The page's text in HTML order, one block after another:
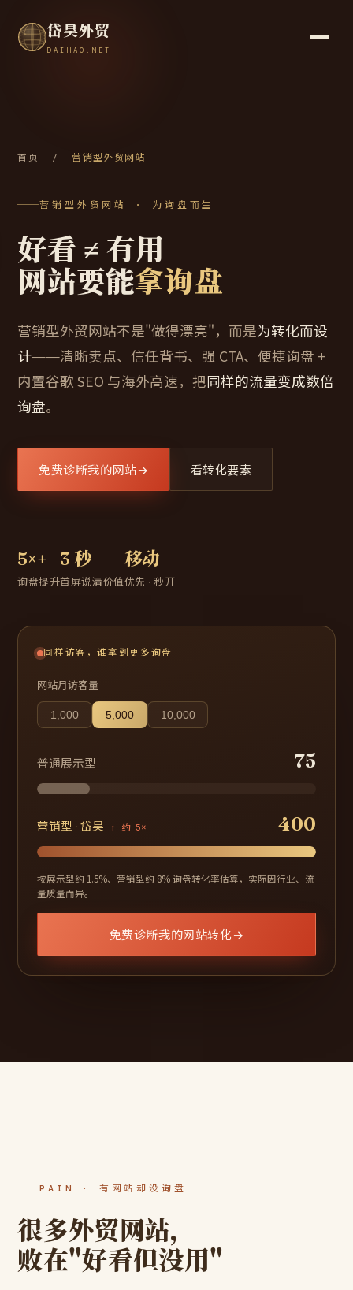
岱昊外贸
DAIHAO.NET
首页 /营销型外贸网站
营销型外贸网站 · 为询盘而生
好看 ≠ 有用
网站要能拿询盘
营销型外贸网站不是"做得漂亮"，而是为转化而设
计——清晰卖点、信任背书、强 CTA、便捷询盘 +
内置谷歌 SEO 与海外高速，把同样的流量变成数倍
询盘。
免费诊断我的网站→ 看转化要素
5×+
询盘提升
3 秒
首屏说清价值
移动
优先 · 秒开
同样访客，谁拿到更多询盘
网站月访客量
1,000 5,000 10,000
普通展示型 75
营销型 · 岱昊 ↑ 约 5× 400
按展示型约 1.5%、营销型约 8% 询盘转化率估算，实际因行业、流
量质量而异。
免费诊断我的网站转化→
PAIN · 有网站却没询盘
很多外贸网站，
败在"好看但没用"